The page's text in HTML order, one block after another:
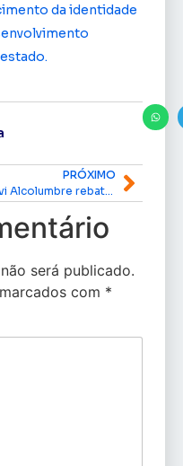
da identidade
PRÓXIMO
Davi Alcolumbre rebate acusações e promete medidas para esclarecer denúncia
será publicado.
com *